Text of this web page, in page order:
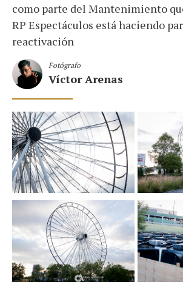
como parte del Mantenimiento
RP Espectáculos está haciendo
reactivación
Fotógrafo
Víctor Arenas